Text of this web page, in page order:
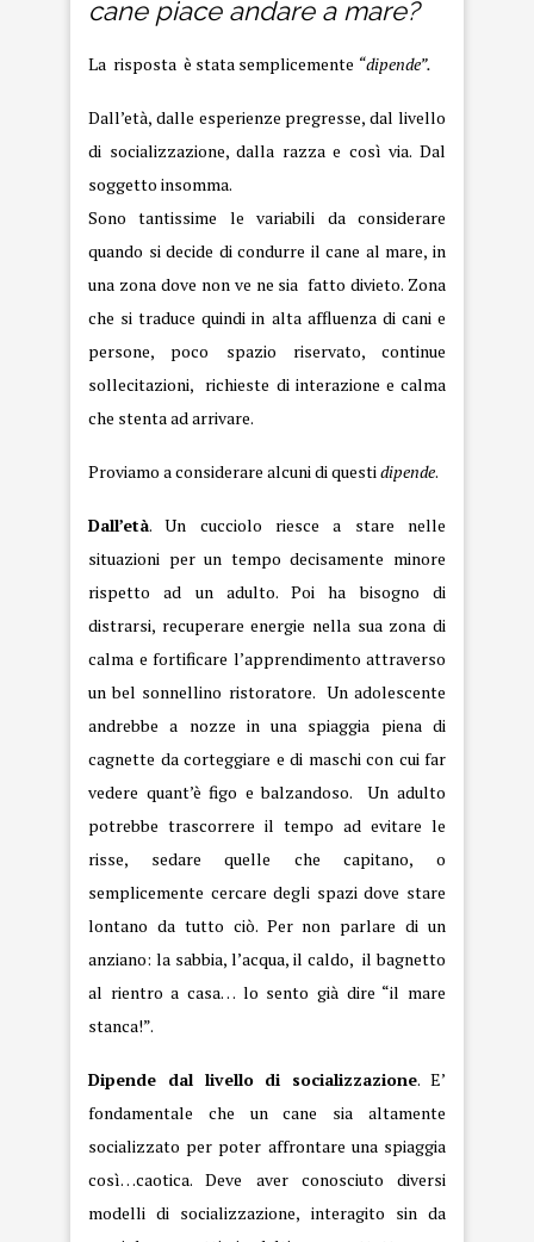
cane piace andare a mare?
La risposta è stata semplicemente “dipende”.
Dall’età, dalle esperienze pregresse, dal livello
di socializzazione, dalla razza e così via. Dal
soggetto insomma.
Sono tantissime le variabili da considerare
quando si decide di condurre il cane al mare, in
una zona dove non ve ne sia fatto divieto. Zona
che si traduce quindi in alta affluenza di cani e
persone, poco spazio riservato, continue
sollecitazioni, richieste di interazione e calma
che stenta ad arrivare.
Proviamo a considerare alcuni di questi dipende.
Dall’età. Un cucciolo riesce a stare nelle
situazioni per un tempo decisamente minore
rispetto ad un adulto. Poi ha bisogno di
distrarsi, recuperare energie nella sua zona di
calma e fortificare l’apprendimento attraverso
un bel sonnellino ristoratore. Un adolescente
andrebbe a nozze in una spiaggia piena di
cagnette da corteggiare e di maschi con cui far
vedere quant’è figo e balzandoso. Un adulto
potrebbe trascorrere il tempo ad evitare le
risse, sedare quelle che capitano, o
semplicemente cercare degli spazi dove stare
lontano da tutto ciò. Per non parlare di un
anziano: la sabbia, l’acqua, il caldo, il bagnetto
al rientro a casa… lo sento già dire “il mare
stanca!”.
Dipende dal livello di socializzazione. E’
fondamentale che un cane sia altamente
socializzato per poter affrontare una spiaggia
così…caotica. Deve aver conosciuto diversi
modelli di socializzazione, interagito sin da